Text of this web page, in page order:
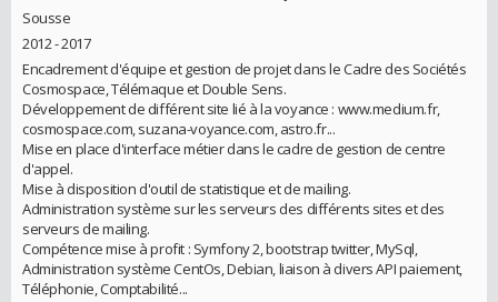
Sousse
2012 - 2017
Encadrement d'équipe et gestion de projet dans le Cadre des Sociétés
Cosmospace, Télémaque et Double Sens.
Développement de différent site lié à la voyance : www.medium.fr,
cosmospace.com, suzana-voyance.com, astro.fr...
Mise en place d'interface métier dans le cadre de gestion de centre
d'appel.
Mise à disposition d'outil de statistique et de mailing.
Administration système sur les serveurs des différents sites et des
serveurs de mailing.
Compétence mise à profit : Symfony 2, bootstrap twitter, MySql,
Administration système CentOs, Debian, liaison à divers API paiement,
Téléphonie, Comptabilité...